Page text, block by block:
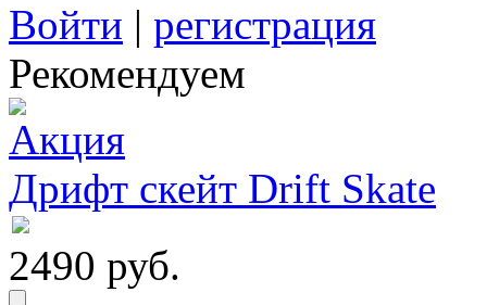
Войти | регистрация
Рекомендуем
Дрифт скейт Drift Skate
2490 руб.